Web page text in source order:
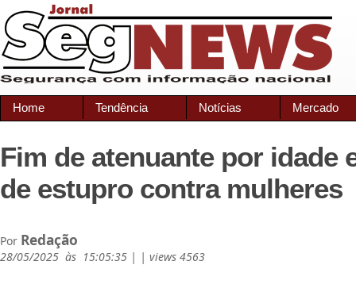
Home Tendência Notícias Mercado
Fim de atenuante por idade
de estupro contra mulheres
Por Redação
28/05/2025 às 15:05:35 | | views 4563